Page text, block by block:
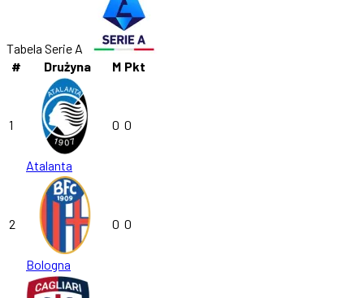
Tabela Serie A
#
Drużyna M Pkt
1
Atalanta
0 0
2
Bologna
0 0